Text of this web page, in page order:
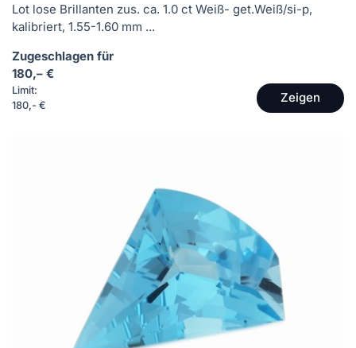
Lot lose Brillanten zus. ca. 1.0 ct Weiß- get.Weiß/si-p,
kalibriert, 1.55-1.60 mm ...
Zugeschlagen für
180,– €
Limit:
180,- €
Zeigen